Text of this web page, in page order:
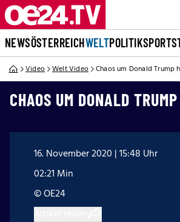
NEWSÖSTERREICHWELTPOLITIKSPORT
Video Welt Video Chaos um Donald Trump
CHAOS UM DONALD
16. November 2020 | 15:48 Uhr
02:21 Min
© OE24